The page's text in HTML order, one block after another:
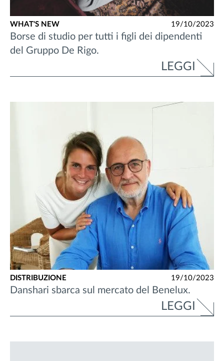
WHAT'S NEW 19/10/2023
Borse di studio per tutti i figli dei dipendenti
del Gruppo De Rigo.
LEGGI
DISTRIBUZIONE 19/10/2023
Danshari sbarca sul mercato del Benelux.
LEGGI